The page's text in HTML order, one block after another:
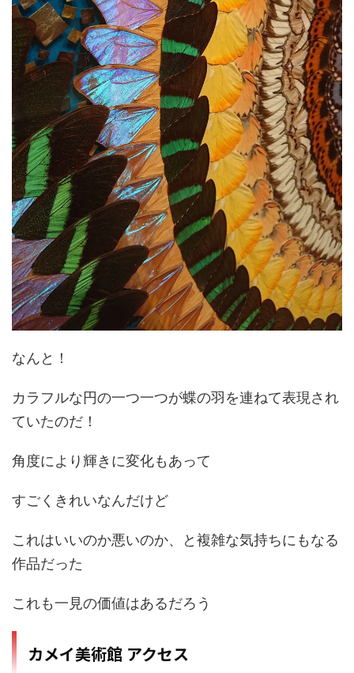
なんと！
カラフルな円の一つ一つが蝶の羽を連ねて表現され
ていたのだ！
角度により輝きに変化もあって
すごくきれいなんだけど
これはいいのか悪いのか、と複雑な気持ちにもなる
作品だった
これも一見の価値はあるだろう
カメイ美術館 アクセス